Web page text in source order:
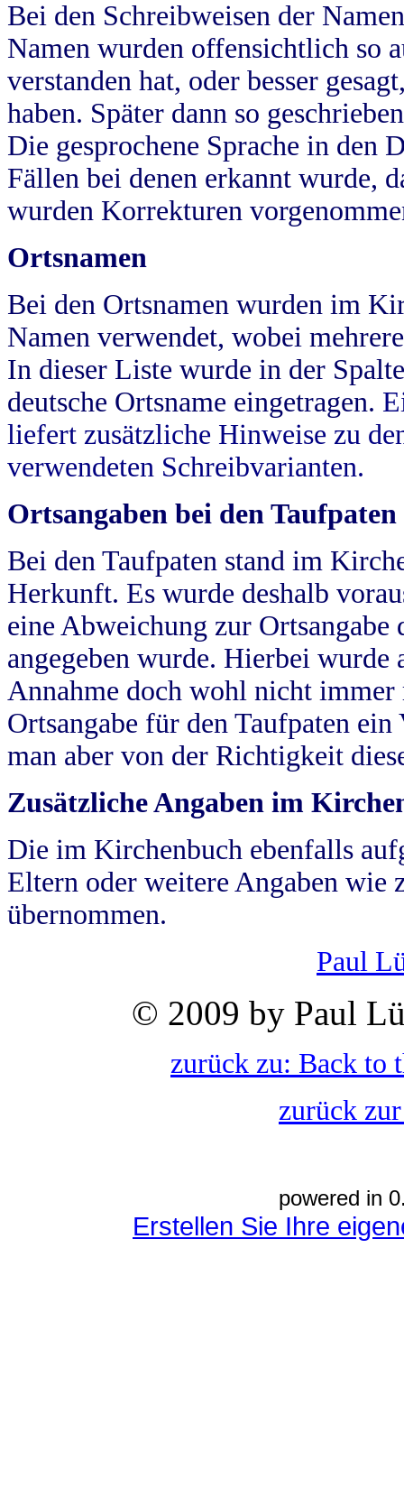
Bei den Schreibweisen der
Namen wurden offensichtlich so
verstanden hat, oder besser
haben. Später dann so
Die gesprochene Sprache in
Fällen bei denen erkannt wurde,
wurden Korrekturen
Ortsnamen
Bei den Ortsnamen wurden im
Namen verwendet, wobei
In dieser Liste wurde in der
deutsche Ortsname eingetragen.
liefert zusätzliche Hinweise zu
verwendeten Schreibvarianten.
Ortsangaben bei den Taufpaten
Bei den Taufpaten stand im
Herkunft. Es wurde deshalb
eine Abweichung zur
angegeben wurde. Hierbei wurde
Annahme doch wohl nicht
Ortsangabe für den Taufpaten
man aber von der Richtigkeit
Zusätzliche Angaben im
Die im Kirchenbuch ebenfalls
Eltern oder weitere Angaben wie
übernommen.
Paul
© 2009 by Paul
zurück zu: Back to
zurück
powered in
Erstellen Sie Ihre